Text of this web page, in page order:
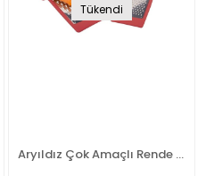
Tükendi
Aryıldız Çok Amaçlı Rende 4 Parça Kırmızı